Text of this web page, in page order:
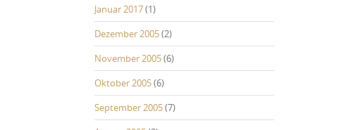
Januar 2017(1)
Dezember 2005(2)
November 2005(6)
Oktober 2005(6)
September 2005(7)